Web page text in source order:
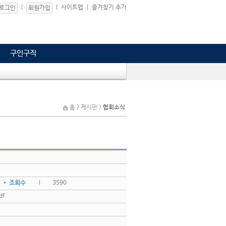
그인 회원가입 사이트맵 즐겨찾기 추가
구인구직
홈 > 게시판 > 협회소식
• 조회수
3590